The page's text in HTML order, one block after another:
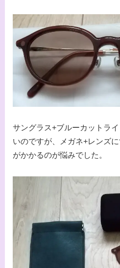
サングラス+ブルーカットラ
いのですが、メガネ+レンズ
がかかるのが悩みでした。